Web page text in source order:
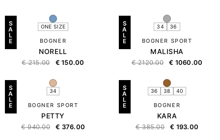
S
A
L
E
ONE SIZE
BOGNER
NORELL
€215.00 € 150.00
S
A
L
E
34 36
BOGNER SPORT
MALISHA
€2120.00 € 1060.00
S
A
L
E
34
BOGNER SPORT
PETTY
€940.00 € 376.00
S
A
L
E
36 38 40
BOGNER
KARA
€385.00 € 193.00